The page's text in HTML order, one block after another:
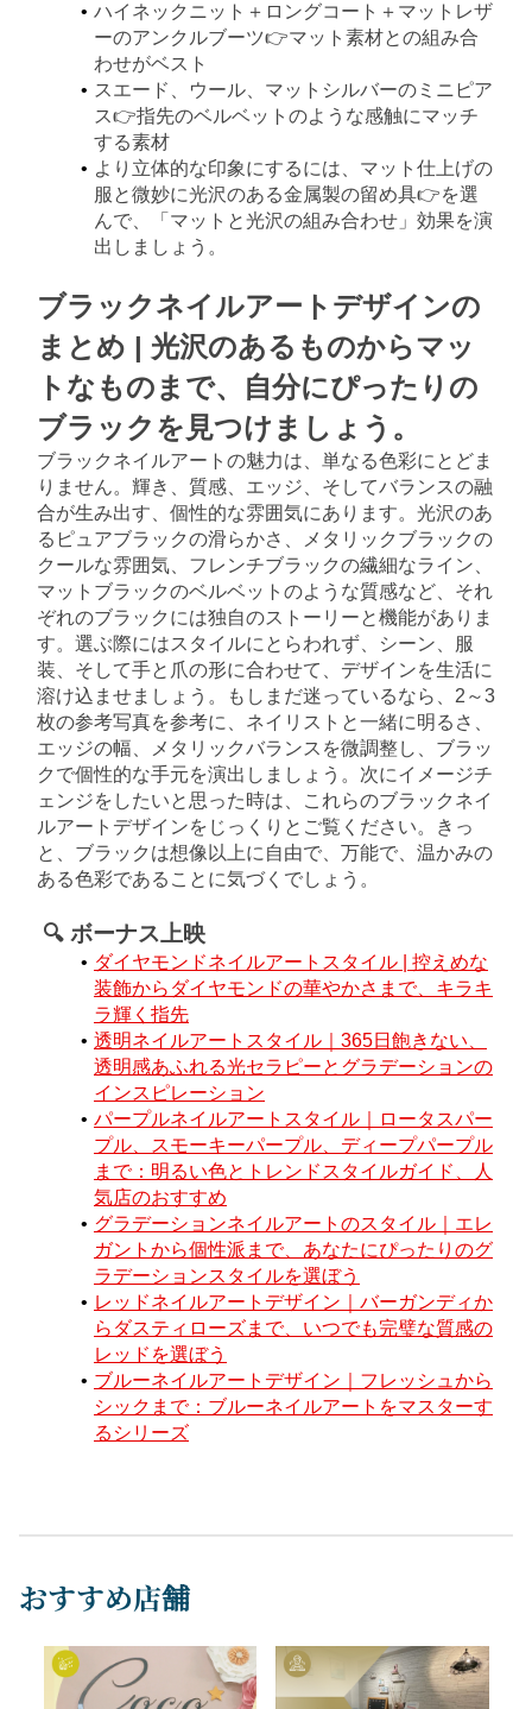
ハイネックニット＋ロングコート＋マットレザ
ーのアンクルブーツ👉マット素材との組み合
わせがベスト
スエード、ウール、マットシルバーのミニピア
ス👉指先のベルベットのような感触にマッチ
する素材
より立体的な印象にするには、マット仕上げの
服と微妙に光沢のある金属製の留め具👉を選
んで、「マットと光沢の組み合わせ」効果を演
出しましょう。
ブラックネイルアートデザインの
まとめ | 光沢のあるものからマッ
トなものまで、自分にぴったりの
ブラックを見つけましょう。
ブラックネイルアートの魅力は、単なる色彩にとどま
りません。輝き、質感、エッジ、そしてバランスの融
合が生み出す、個性的な雰囲気にあります。光沢のあ
るピュアブラックの滑らかさ、メタリックブラックの
クールな雰囲気、フレンチブラックの繊細なライン、
マットブラックのベルベットのような質感など、それ
ぞれのブラックには独自のストーリーと機能がありま
す。選ぶ際にはスタイルにとらわれず、シーン、服
装、そして手と爪の形に合わせて、デザインを生活に
溶け込ませましょう。もしまだ迷っているなら、2～3
枚の参考写真を参考に、ネイリストと一緒に明るさ、
エッジの幅、メタリックバランスを微調整し、ブラッ
クで個性的な手元を演出しましょう。次にイメージチ
ェンジをしたいと思った時は、これらのブラックネイ
ルアートデザインをじっくりとご覧ください。きっ
と、ブラックは想像以上に自由で、万能で、温かみの
ある色彩であることに気づくでしょう。
🔍 ボーナス上映
ダイヤモンドネイルアートスタイル | 控えめな
装飾からダイヤモンドの華やかさまで、キラキ
ラ輝く指先
透明ネイルアートスタイル｜365日飽きない、
透明感あふれる光セラピーとグラデーションの
インスピレーション
パープルネイルアートスタイル｜ロータスパー
プル、スモーキーパープル、ディープパープル
まで：明るい色とトレンドスタイルガイド、人
気店のおすすめ
グラデーションネイルアートのスタイル｜エレ
ガントから個性派まで、あなたにぴったりのグ
ラデーションスタイルを選ぼう
レッドネイルアートデザイン｜バーガンディか
らダスティローズまで、いつでも完璧な質感の
レッドを選ぼう
ブルーネイルアートデザイン｜フレッシュから
シックまで：ブルーネイルアートをマスターす
るシリーズ
おすすめ店舗